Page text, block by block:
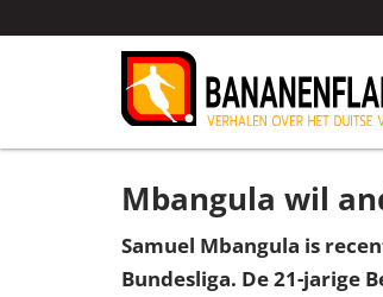
Mbangula wil
Samuel Mbangula is
Bundesliga. De 21-jarige